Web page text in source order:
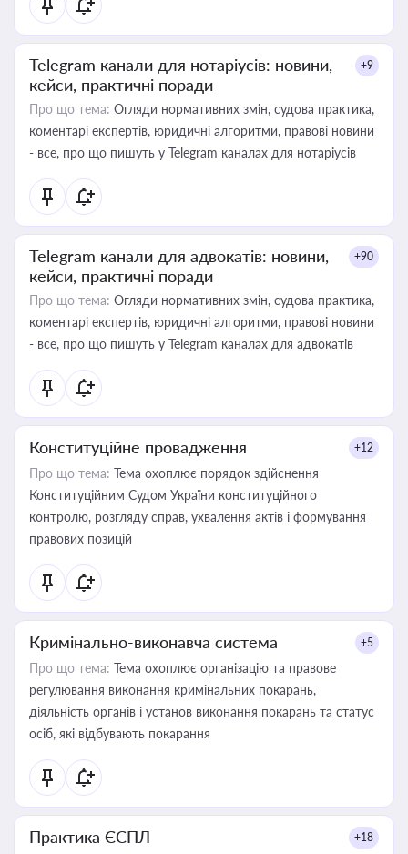
Telegram канали для нотаріусів: новини,
кейси, практичні поради
+9
Про що тема: Огляди нормативних змін, судова практика,
коментарі експертів, юридичні алгоритми, правові новини
- все, про що пишуть у Telegram каналах для нотаріусів
Telegram канали для адвокатів: новини,
кейси, практичні поради
+90
Про що тема: Огляди нормативних змін, судова практика,
коментарі експертів, юридичні алгоритми, правові новини
- все, про що пишуть у Telegram каналах для адвокатів
Конституційне провадження +12
Про що тема: Тема охоплює порядок здійснення
Конституційним Судом України конституційного
контролю, розгляду справ, ухвалення актів і формування
правових позицій
Кримінально-виконавча система +5
Про що тема: Тема охоплює організацію та правове
регулювання виконання кримінальних покарань,
діяльність органів і установ виконання покарань та статус
осіб, які відбувають покарання
Практика ЄСПЛ +18